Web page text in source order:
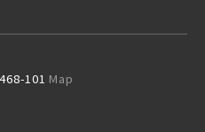
で徒歩圏内
101 Map